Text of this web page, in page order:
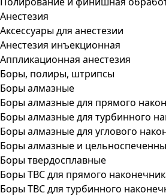
Анестезия
Аксессуары для анестезии
Анестезия инъекционная
Аппликационная анестезия
Боры, полиры, штрипсы
Боры алмазные
Боры алмазные для прямого
Боры алмазные для турбинного
Боры алмазные для углового
Боры алмазные и
Боры твердосплавные
Боры ТВС для прямого
Боры ТВС для турбинного